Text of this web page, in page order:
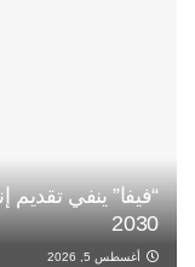
“فيفا” ينفي تقديم
2030
أغسطس 5, 2026